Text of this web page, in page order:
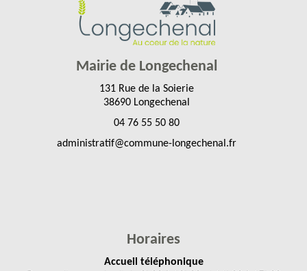
Mairie de Longechenal
131 Rue de la Soierie
38690 Longechenal
04 76 55 50 80
administratif@commune-longechenal.fr
Horaires
Accueil téléphonique